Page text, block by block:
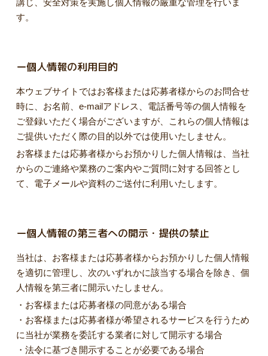
講じ、安全対策を実施し個人情報の厳重な管理を行いま
す。
ー個人情報の利用目的
本ウェブサイトではお客様または応募者様からのお問合せ
時に、お名前、e-mailアドレス、電話番号等の個人情報を
ご登録いただく場合がございますが、これらの個人情報は
ご提供いただく際の目的以外では使用いたしません。
お客様または応募者様からお預かりした個人情報は、当社
からのご連絡や業務のご案内やご質問に対する回答とし
て、電子メールや資料のご送付に利用いたします。
ー個人情報の第三者への開示・提供の禁止
当社は、お客様または応募者様からお預かりした個人情報
を適切に管理し、次のいずれかに該当する場合を除き、個
人情報を第三者に開示いたしません。
・お客様または応募者様の同意がある場合
・お客様または応募者様が希望されるサービスを行うため
に当社が業務を委託する業者に対して開示する場合
・法令に基づき開示することが必要である場合